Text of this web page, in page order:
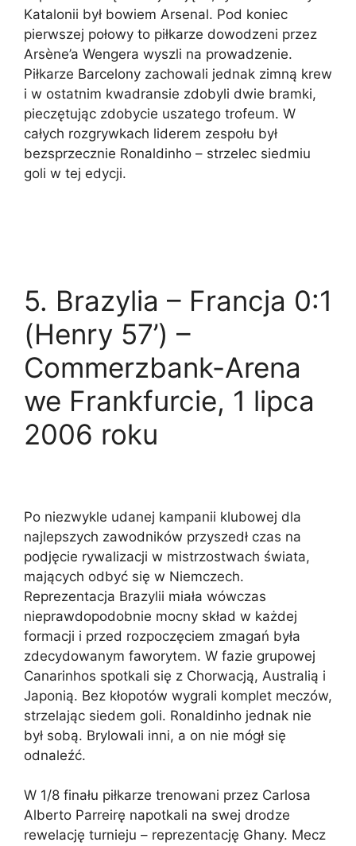
Katalonii był bowiem Arsenal. Pod koniec
pierwszej połowy to piłkarze dowodzeni przez
Arsène’a Wengera wyszli na prowadzenie.
Piłkarze Barcelony zachowali jednak zimną krew
i w ostatnim kwadransie zdobyli dwie bramki,
pieczętując zdobycie uszatego trofeum. W
całych rozgrywkach liderem zespołu był
bezsprzecznie Ronaldinho – strzelec siedmiu
goli w tej edycji.
5. Brazylia – Francja 0:1
(Henry 57’) –
Commerzbank-Arena
we Frankfurcie, 1 lipca
2006 roku
Po niezwykle udanej kampanii klubowej dla
najlepszych zawodników przyszedł czas na
podjęcie rywalizacji w mistrzostwach świata,
mających odbyć się w Niemczech.
Reprezentacja Brazylii miała wówczas
nieprawdopodobnie mocny skład w każdej
formacji i przed rozpoczęciem zmagań była
zdecydowanym faworytem. W fazie grupowej
Canarinhos spotkali się z Chorwacją, Australią i
Japonią. Bez kłopotów wygrali komplet meczów,
strzelając siedem goli. Ronaldinho jednak nie
był sobą. Brylowali inni, a on nie mógł się
odnaleźć.
W 1/8 finału piłkarze trenowani przez Carlosa
Alberto Parreirę napotkali na swej drodze
rewelację turnieju – reprezentację Ghany. Mecz